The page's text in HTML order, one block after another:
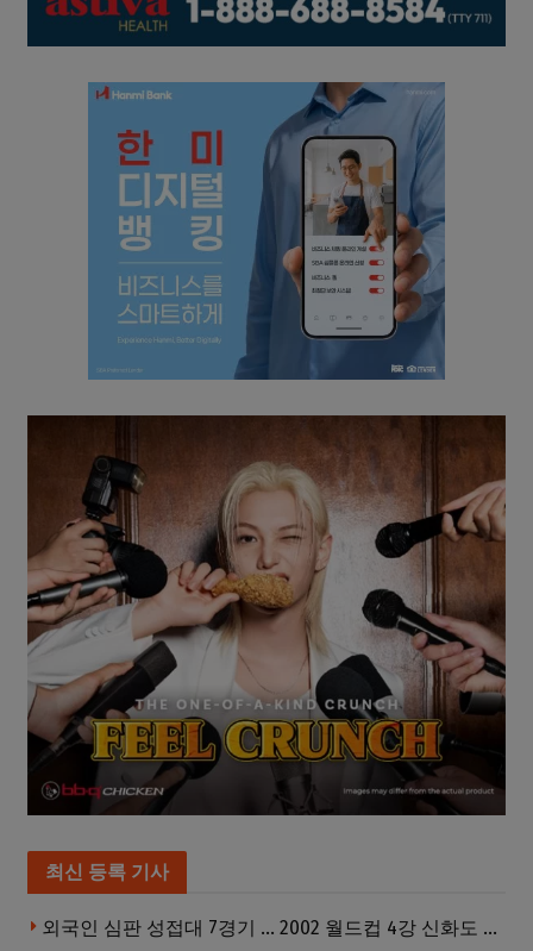
최신 등록 기사
외국인 심판 성접대 7경기 … 2002 월드컵 4강 신화도 흔들